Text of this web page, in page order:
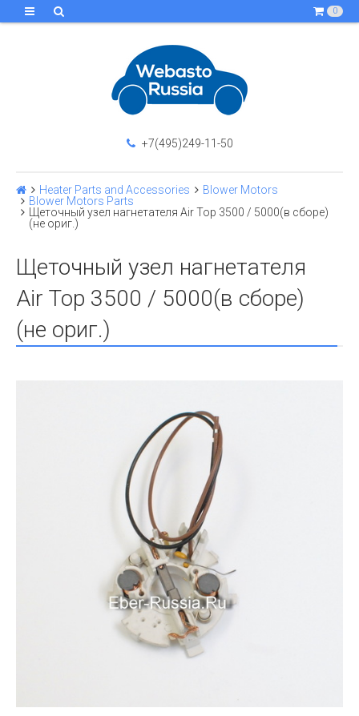
0
+7(495)249-11-50
Heater Parts and Accessories
Blower Motors
Blower Motors Parts
Щеточный узел нагнетателя Air Top 3500 / 5000(в сборе)
(не ориг.)
Щеточный узел нагнетателя
Air Top 3500 / 5000(в сборе)
(не ориг.)